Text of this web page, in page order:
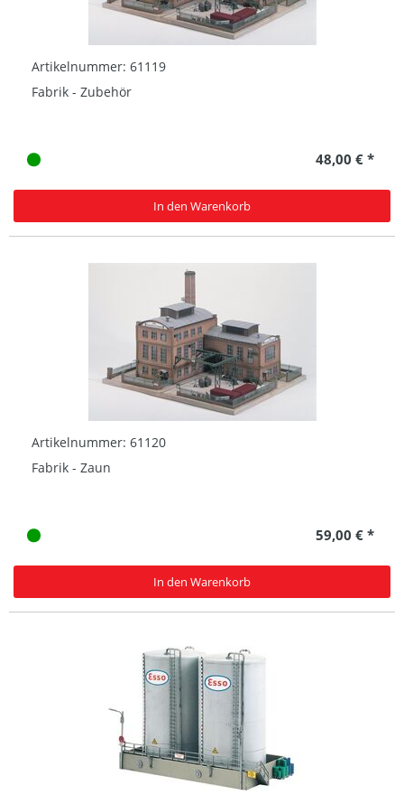
Artikelnummer: 61119
Fabrik - Zubehör
48,00 € *
In den Warenkorb
Artikelnummer: 61120
Fabrik - Zaun
59,00 € *
In den Warenkorb